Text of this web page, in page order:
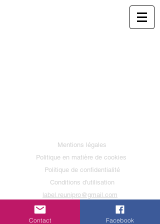
Mentions légales
Politique en matière de cookies
Politique de confidentialité
Conditions d'utilisation
label.reunipro@gmail.com
Contact
Facebook